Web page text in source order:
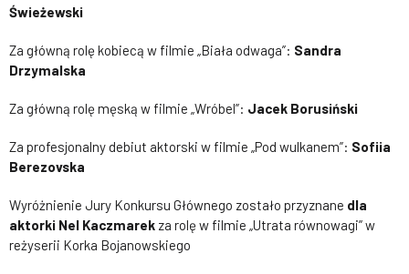
Świeżewski
Za główną rolę kobiecą w filmie „Biała odwaga”: Sandra
Drzymalska
Za główną rolę męską w filmie „Wróbel”: Jacek Borusiński
Za profesjonalny debiut aktorski w filmie „Pod wulkanem”: Sofiia
Berezovska
Wyróżnienie Jury Konkursu Głównego zostało przyznane dla
aktorki Nel Kaczmarek za rolę w filmie „Utrata równowagi” w
reżyserii Korka Bojanowskiego